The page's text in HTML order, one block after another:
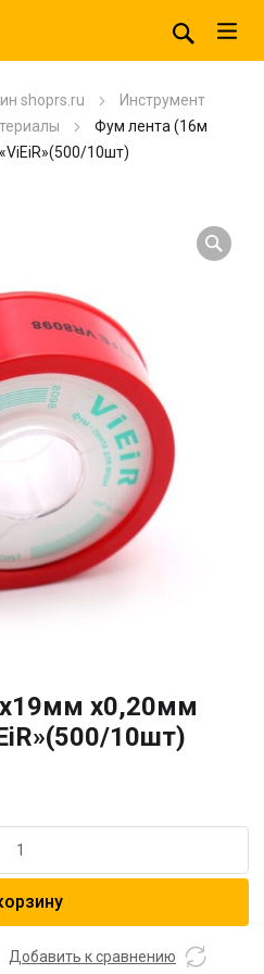
shoprs.ru
Инструмент
Фум лента (16м
10шт)
x0,20мм
10шт)
Добавить к сравнению